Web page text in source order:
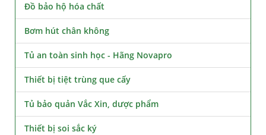
Đồ bảo hộ hóa chất
Bơm hút chân không
Tủ an toàn sinh học - Hãng Novapro
Thiết bị tiệt trùng que cấy
Tủ bảo quản Vắc Xin, dược phẩm
Thiết bị soi sắc ký